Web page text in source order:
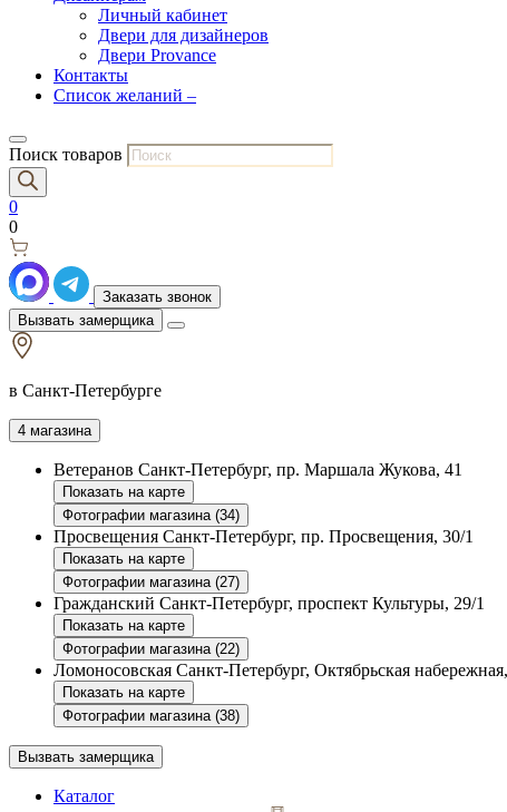
Личный кабинет
Двери для дизайнеров
Двери Provance
Контакты
Список желаний –
Поиск товаров
0
0
Заказать звонок
Вызвать замерщика
в Санкт-Петербурге
4 магазина
Ветеранов Санкт-Петербург, пр. Маршала Жукова, 41
Показать на карте
Фотографии магазина (34)
Просвещения Санкт-Петербург, пр. Просвещения, 30/1
Показать на карте
Фотографии магазина (27)
Гражданский Санкт-Петербург, проспект Культуры, 29/1
Показать на карте
Фотографии магазина (22)
Ломоносовская Санкт-Петербург, Октябрьская
Показать на карте
Фотографии магазина (38)
Вызвать замерщика
Каталог